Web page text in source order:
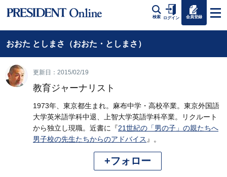
検索 ログイン 会員登録
おおた としまさ（おおた・としまさ）
更新日：2015/02/19
教育ジャーナリスト
1973年、東京都生まれ。麻布中学・高校卒業。東京外国語
大学英米語学科中退、上智大学英語学科卒業。リクルート
から独立し現職。近書に『21世紀の「男の子」の親たちへ
男子校の先生たちからのアドバイス 』。
+フォロー